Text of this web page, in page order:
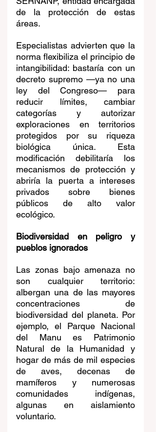
de la protección de estas
áreas.
Especialistas advierten que la
norma flexibiliza el principio de
intangibilidad: bastaría con un
decreto supremo —ya no una
ley del Congreso— para
reducir límites, cambiar
categorías y autorizar
exploraciones en territorios
protegidos por su riqueza
biológica única. Esta
modificación debilitaría los
mecanismos de protección y
abriría la puerta a intereses
privados sobre bienes
públicos de alto valor
ecológico.
Biodiversidad en peligro y
pueblos ignorados
Las zonas bajo amenaza no
son cualquier territorio:
albergan una de las mayores
concentraciones de
biodiversidad del planeta. Por
ejemplo, el Parque Nacional
del Manu es Patrimonio
Natural de la Humanidad y
hogar de más de mil especies
de aves, decenas de
mamíferos y numerosas
comunidades indígenas,
algunas en aislamiento
voluntario.